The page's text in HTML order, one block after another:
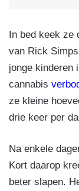
In bed keek ze
van Rick
jonge kinderen
cannabis
ze kleine
drie keer per
Na enkele
Kort daarop
beter slapen.